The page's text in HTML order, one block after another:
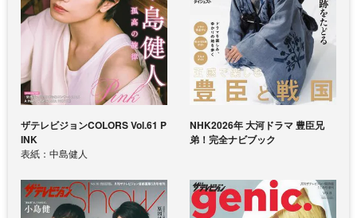
ザテレビジョンCOLORS Vol.61 P
INK
表紙：中島健人
NHK2026年 大河ドラマ 豊臣兄
弟！完全ナビブック